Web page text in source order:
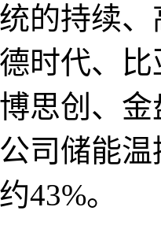
的持续
时代、
思创、
司储能
43%。